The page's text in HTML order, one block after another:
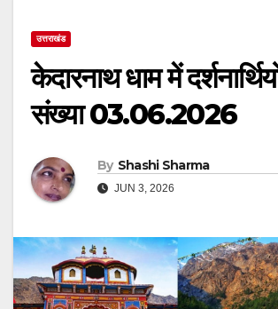
उत्तराखंड
केदारनाथ धाम में
संख्या 03.06.2026
By Shashi Sharma
JUN 3, 2026